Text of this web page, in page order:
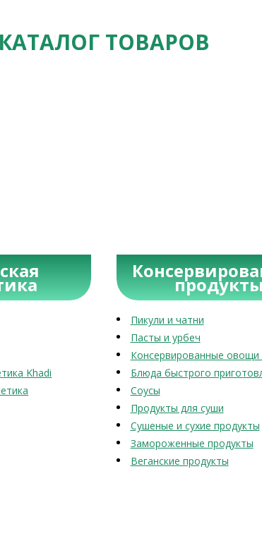
КАТАЛОГ ТОВАРОВ
Khadi
Пикули и чатни
Пасты и урбеч
Консервированные овощи
Блюда быстрого
Соусы
Продукты для суши
Сушеные и сухие продукты
Замороженные продукты
Веганские продукты